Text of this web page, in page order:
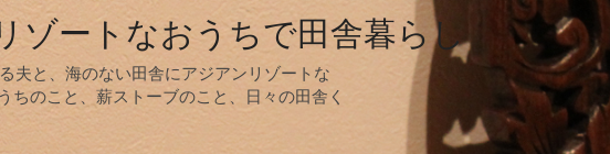
ゾートなおうちで田舎暮らし
夫と、海のない田舎にアジアンリゾートな
ちのこと、薪ストーブのこと、日々の田舎く